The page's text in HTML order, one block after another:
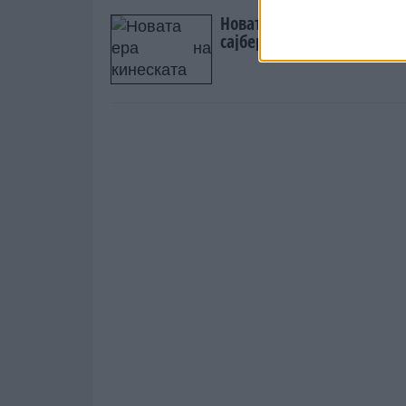
Новата ера на кинеската
сајбер-шпионажа